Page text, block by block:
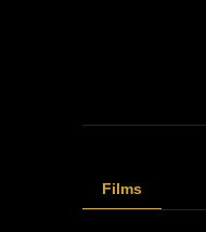
Films